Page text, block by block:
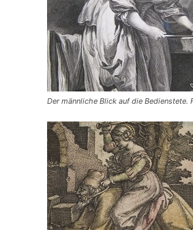
Der männliche Blick auf die Bedienstete.